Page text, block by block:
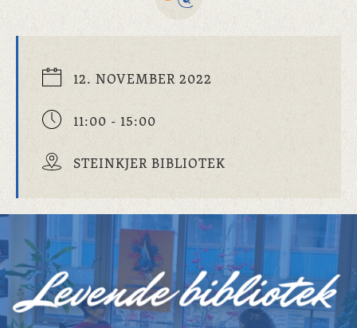
12. NOVEMBER 2022
11:00 - 15:00
STEINKJER BIBLIOTEK